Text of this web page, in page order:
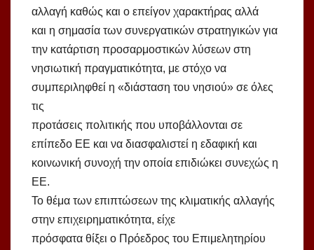
αλλαγή καθώς και ο επείγον χαρακτήρας αλλά
και η σημασία των συνεργατικών στρατηγικών για
την κατάρτιση προσαρμοστικών λύσεων στη
νησιωτική πραγματικότητα, με στόχο να
συμπεριληφθεί η «διάσταση του νησιού» σε όλες
τις
προτάσεις πολιτικής που υποβάλλονται σε
επίπεδο ΕΕ και να διασφαλιστεί η εδαφική και
κοινωνική συνοχή την οποία επιδιώκει συνεχώς η
ΕΕ.
Το θέμα των επιπτώσεων της κλιματικής αλλαγής
στην επιχειρηματικότητα, είχε
πρόσφατα θίξει ο Πρόεδρος του Επιμελητηρίου